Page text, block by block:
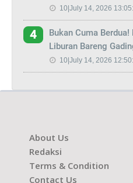
10|July 14, 2026
4
Bukan Cuma
Liburan Bareng
10|July 14, 2026
About Us
Redaksi
Terms & Condition
Contact Us